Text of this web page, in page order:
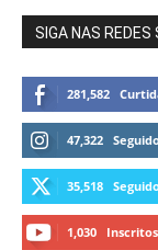
SIGA NAS REDES
281,582
47,322
35,518
1,030 Inscritos